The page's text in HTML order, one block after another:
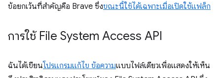
ข้อยกเว้นที่สำคัญคือ Brave ซึ่งขณะนี้ใช้ได้เฉพาะเมื่อเปิดใช้แฟล็ก
การใช้ File System Access API
ฉันได้เขียนโปรแกรมแก้ไข ข้อความแบบไฟล์เดียวเพื่อแสดงให้เห็น